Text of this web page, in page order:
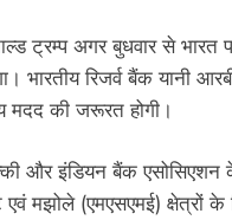
ट्रम्प अगर बुधवार से
भारतीय रिजर्व बैंक
मदद की जरूरत होगी।
और इंडियन बैंक
मझोले (एमएसएमई) क्षेत्रों